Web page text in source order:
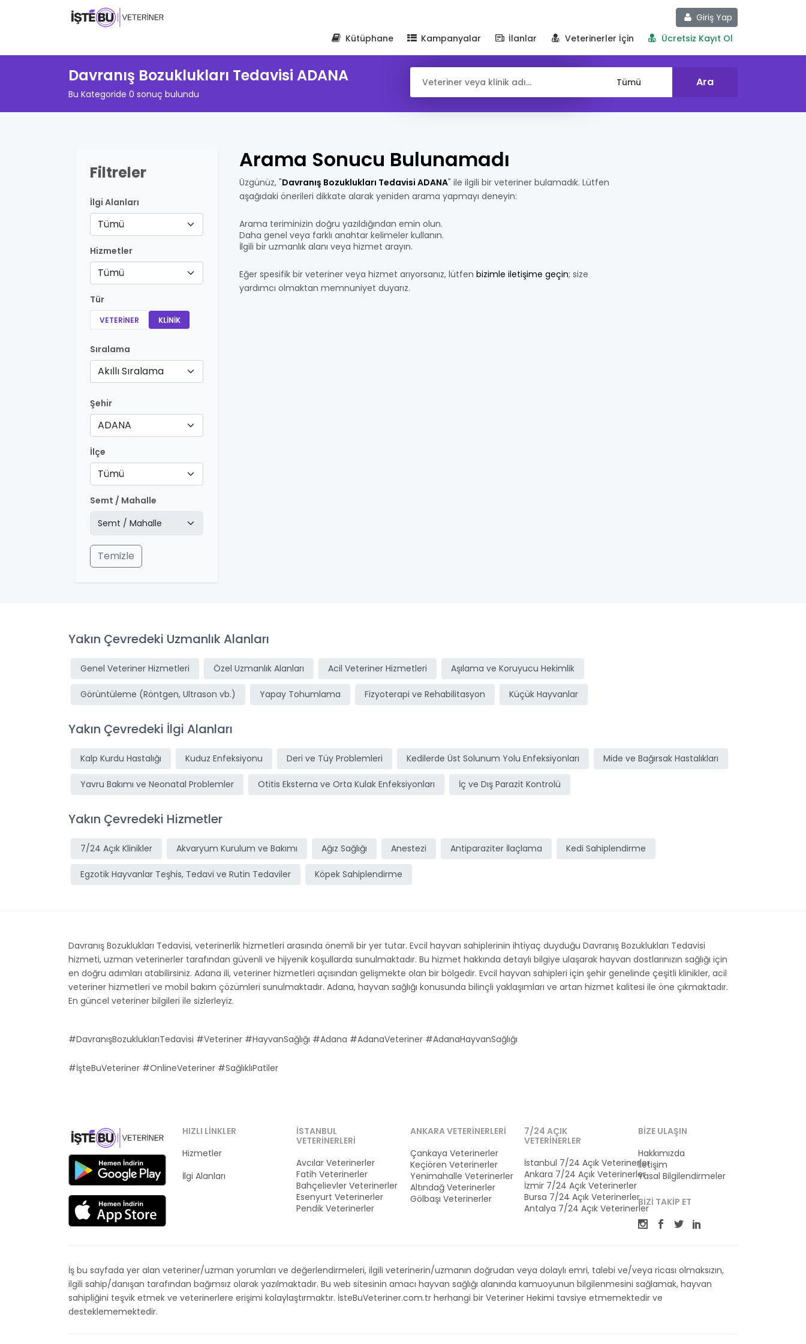
Giriş Yap
Kütüphane
Kampanyalar İlanlar Veterinerler İçin Ücretsiz Kayıt Ol
Davranış Bozuklukları Tedavisi ADANA
Bu Kategoride 0 sonuç bulundu
Filtreler
İlgi Alanları
Tümü
Hizmetler
Tümü
Tür
VETERINER KLINIK
Sıralama
Akıllı Sıralama
Şehir
ADANA
İlçe
Tümü
Semt / Mahalle
Temizle
Arama Sonucu Bulunamadı
Üzgünüz, "Davranış Bozuklukları Tedavisi ADANA" ile ilgili bir veteriner bulamadık. Lütfen
aşağıdaki önerileri dikkate alarak yeniden arama yapmayı deneyin:
Arama teriminizin doğru yazıldığından emin olun.
Daha genel veya farklı anahtar kelimeler kullanın.
İlgili bir uzmanlık alanı veya hizmet arayın.
Eğer spesifik bir veteriner veya hizmet arıyorsanız, lütfen bizimle iletişime geçin; size
yardımcı olmaktan memnuniyet duyarız.
Yakın Çevredeki Uzmanlık Alanları
Genel Veteriner Hizmetleri Özel Uzmanlık Alanları Acil Veteriner Hizmetleri Aşılama ve Koruyucu Hekimlik
Görüntüleme (Röntgen, Ultrason vb.) Yapay Tohumlama Fizyoterapi ve Rehabilitasyon Küçük Hayvanlar
Yakın Çevredeki İlgi Alanları
Kalp Kurdu Hastalığı Kuduz Enfeksiyonu Deri ve Tüy Problemleri Kedilerde Üst Solunum Yolu Enfeksiyonları Mide ve Bağırsak Hastalıkları
Yavru Bakımı ve Neonatal Problemler Otitis Eksterna ve Orta Kulak Enfeksiyonları İç ve Dış Parazit Kontrolü
Yakın Çevredeki Hizmetler
7/24 Açık Klinikler Akvaryum Kurulum ve Bakımı Ağız Sağlığı Anestezi Antiparaziter İlaçlama Kedi Sahiplendirme
Egzotik Hayvanlar Teşhis, Tedavi ve Rutin Tedaviler Köpek Sahiplendirme
Davranış Bozuklukları Tedavisi, veterinerlik hizmetleri arasında önemli bir yer tutar. Evcil hayvan sahiplerinin ihtiyaç duyduğu Davranış Bozuklukları Tedavisi
hizmeti, uzman veterinerler tarafından güvenli ve hijyenik koşullarda sunulmaktadır. Bu hizmet hakkında detaylı bilgiye ulaşarak hayvan dostlarınızın sağlığı için
en doğru adımları atabilirsiniz. Adana ili, veteriner hizmetleri açısından gelişmekte olan bir bölgedir. Evcil hayvan sahipleri için şehir genelinde çeşitli klinikler, acil
veteriner hizmetleri ve mobil bakım çözümleri sunulmaktadır. Adana, hayvan sağlığı konusunda bilinçli yaklaşımları ve artan hizmet kalitesi ile öne çıkmaktadır.
En güncel veteriner bilgileri ile sizlerleyiz.
#DavranışBozukluklarıTedavisi #Veteriner #HayvanSağlığı #Adana #AdanaVeteriner #AdanaHayvanSağlığı
#İşteBuVeteriner #OnlineVeteriner #SağlıklıPatiler
HIZLI LINKLER
Hizmetler
İlgi Alanları
İSTANBUL
VETERINERLERI
Avcılar Veterinerler
Fatih Veterinerler
Bahçelievler Veterinerler
Esenyurt Veterinerler
Pendik Veterinerler
ANKARA VETERINERLERI
Çankaya Veterinerler
Keçiören Veterinerler
Yenimahalle Veterinerler
Altındağ Veterinerler
Gölbaşı Veterinerler
7/24 AÇIK
VETERINERLER
İstanbul 7/24 Açık Veterinerler
Ankara 7/24 Açık Veterinerler
İzmir 7/24 Açık Veterinerler
Bursa 7/24 Açık Veterinerler
Antalya 7/24 Açık Veterinerler
BIZE ULAŞIN
Hakkımızda
İletişim
Yasal Bilgilendirmeler
BIZI TAKIP ET
İş bu sayfada yer alan veteriner/uzman yorumları ve değerlendirmeleri, ilgili veterinerin/uzmanın doğrudan veya dolaylı emri, talebi ve/veya ricası olmaksızın,
ilgili sahip/danışan tarafından bağımsız olarak yazılmaktadır. Bu web sitesinin amacı hayvan sağlığı alanında kamuoyunun bilgilenmesini sağlamak, hayvan
sahipliğini teşvik etmek ve veterinerlere erişimi kolaylaştırmaktır. İsteBuVeteriner.com.tr herhangi bir Veteriner Hekimi tavsiye etmemektedir ve
desteklememektedir.